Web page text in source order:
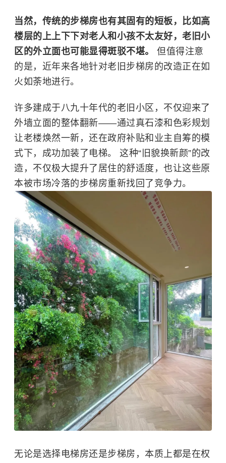
当然，传统的步梯房也有其固有的短板，比如高
楼层的上上下下对老人和小孩不太友好，老旧小
区的外立面也可能显得斑驳不堪。 但值得注意
的是，近年来各地针对老旧步梯房的改造正在如
火如荼地进行。
许多建成于八九十年代的老旧小区，不仅迎来了
外墙立面的整体翻新——通过真石漆和色彩规划
让老楼焕然一新，还在政府补贴和业主自筹的模
式下，成功加装了电梯。 这种“旧貌换新颜”的改
造，不仅极大提升了居住的舒适度，也让这些原
本被市场冷落的步梯房重新找回了竞争力。
无论是选择电梯房还是步梯房，本质上都是在权